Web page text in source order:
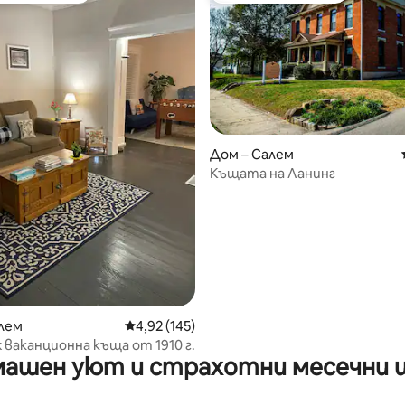
5, 84 отзива Средна оценка: 4,92 от 5, 145 отзива
4,92 (145)
къща от 1910 г.
Дом – Салем
Къщата на Ланинг
уют и страхотни месечни